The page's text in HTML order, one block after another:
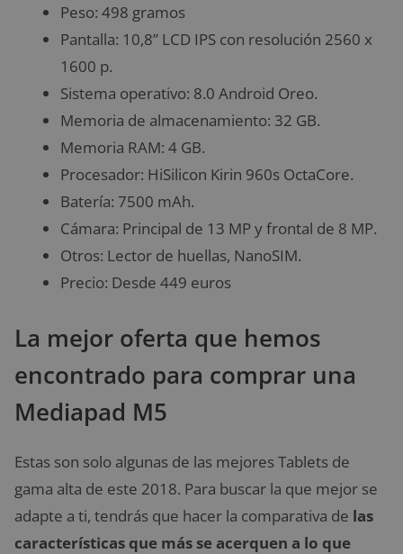
Peso: 498 gramos
Pantalla: 10,8” LCD IPS con resolución 2560 x
1600 p.
Sistema operativo: 8.0 Android Oreo.
Memoria de almacenamiento: 32 GB.
Memoria RAM: 4 GB.
Procesador: HiSilicon Kirin 960s OctaCore.
Batería: 7500 mAh.
Cámara: Principal de 13 MP y frontal de 8 MP.
Otros: Lector de huellas, NanoSIM.
Precio: Desde 449 euros
La mejor oferta que hemos
encontrado para comprar una
Mediapad M5
Estas son solo algunas de las mejores Tablets de
gama alta de este 2018. Para buscar la que mejor se
adapte a ti, tendrás que hacer la comparativa de las
características que más se acerquen a lo que